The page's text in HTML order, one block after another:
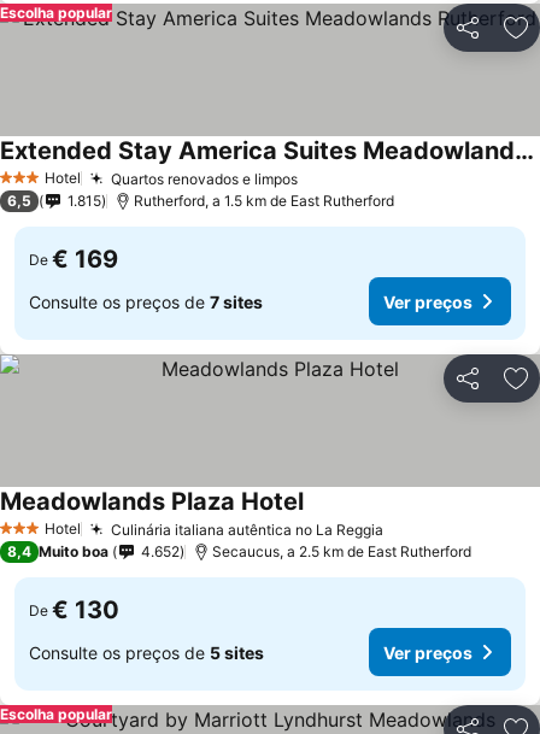
Partilhar
Escolha popular
3 EstrelasHotel Quartos renovados e limpos
Extended Stay America Suites Meadowlands Rutherford
6,5 1.815 Rutherford, a 1.5 km de East Rutherford
De € 169
Consulte os preços de 7 sites Ver preços
Partilhar
3 EstrelasHotel Culinária italiana autêntica no La Reggia
Meadowlands Plaza Hotel
8,4 Muito boa 4.652 Secaucus, a 2.5 km de East Rutherford
De € 130
Consulte os preços de 5 sites Ver preços
Escolha popular